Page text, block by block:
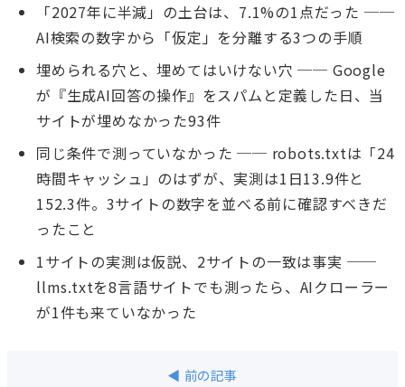
「2027年に半減」の土台は、7.1%の1点だった ──
AI検索の数字から「仮定」を分離する3つの手順
埋められる穴と、埋めてはいけない穴 ── Google
が『生成AI回答の操作』をスパムと定義した日、当
サイトが埋めなかった93件
同じ条件で測っていなかった ── robots.txtは「24
時間キャッシュ」のはずが、実測は1日13.9件と
152.3件。3サイトの数字を並べる前に確認すべきだ
ったこと
1サイトの実測は仮説、2サイトの一致は事実 ──
llms.txtを8言語サイトでも測ったら、AIクローラー
が1件も来ていなかった
◀ 前の記事